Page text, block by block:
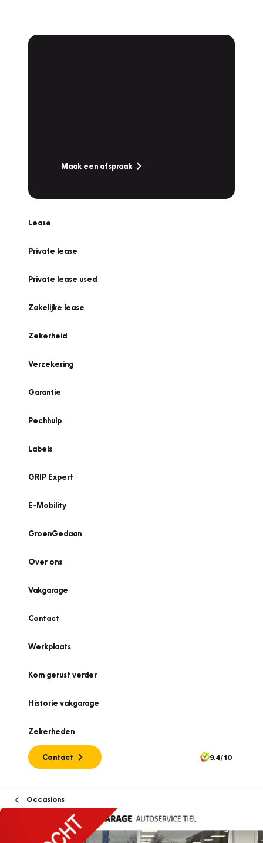
Maak een afspraak
Lease
Private lease
Private lease used
Zakelijke lease
Zekerheid
Verzekering
Garantie
Pechhulp
Labels
GRIP Expert
E-Mobility
GroenGedaan
Over ons
Vakgarage
Contact
Werkplaats
Kom gerust verder
Historie vakgarage
Zekerheden
Contact 9.4/10
Occasions